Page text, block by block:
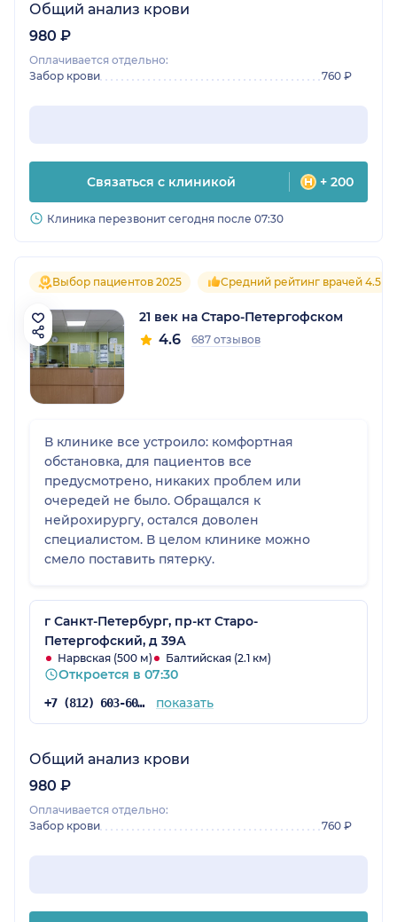
Общий анализ крови
980 ₽
Оплачивается отдельно:
Забор крови
760 ₽
Связаться с клиникой + 200
Клиника перезвонит сегодня после 07:30
Выбор пациентов 2025 Средний рейтинг врачей 4.5
21 век на Старо-Петергофском
4.6 687 отзывов
В клинике все устроило: комфортная
обстановка, для пациентов все
предусмотрено, никаких проблем или
очередей не было. Обращался к
нейрохирургу, остался доволен
специалистом. В целом клинике можно
смело поставить пятерку.
г Санкт-Петербург, пр-кт Старо-
Петергофский, д 39А
Нарвская (500 м) Балтийская (2.1 км)
Откроется в 07:30
+7 (812) 603-60-42 показать
Общий анализ крови
980 ₽
Оплачивается отдельно:
Забор крови
760 ₽